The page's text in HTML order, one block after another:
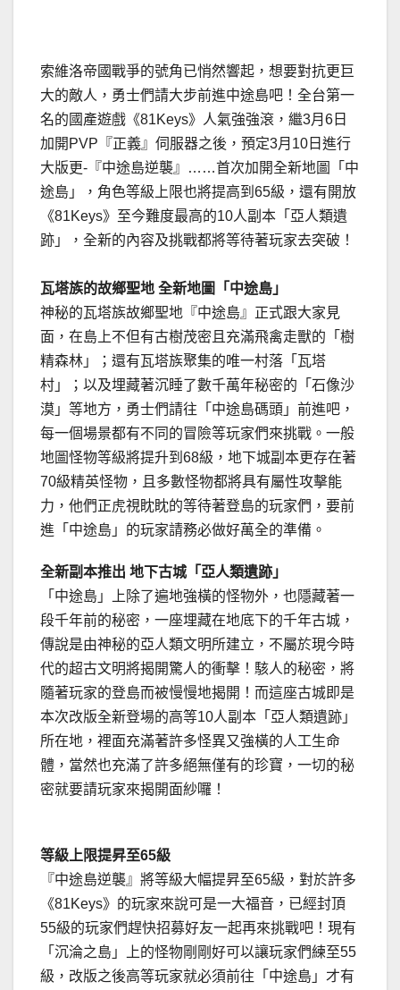
索維洛帝國戰爭的號角已悄然響起，想要對抗更巨
大的敵人，勇士們請大步前進中途島吧！全台第一
名的國產遊戲《81Keys》人氣強強滾，繼3月6日
加開PVP『正義』伺服器之後，預定3月10日進行
大版更-『中途島逆襲』……首次加開全新地圖「中
途島」，角色等級上限也將提高到65級，還有開放
《81Keys》至今難度最高的10人副本「亞人類遺
跡」，全新的內容及挑戰都將等待著玩家去突破！
瓦塔族的故鄉聖地 全新地圖「中途島」
神秘的瓦塔族故鄉聖地『中途島』正式跟大家見
面，在島上不但有古樹茂密且充滿飛禽走獸的「樹
精森林」；還有瓦塔族聚集的唯一村落「瓦塔
村」；以及埋藏著沉睡了數千萬年秘密的「石像沙
漠」等地方，勇士們請往「中途島碼頭」前進吧，
每一個場景都有不同的冒險等玩家們來挑戰。一般
地圖怪物等級將提升到68級，地下城副本更存在著
70級精英怪物，且多數怪物都將具有屬性攻擊能
力，他們正虎視眈眈的等待著登島的玩家們，要前
進「中途島」的玩家請務必做好萬全的準備。
全新副本推出 地下古城「亞人類遺跡」
「中途島」上除了遍地強橫的怪物外，也隱藏著一
段千年前的秘密，一座埋藏在地底下的千年古城，
傳說是由神秘的亞人類文明所建立，不屬於現今時
代的超古文明將揭開驚人的衝擊！駭人的秘密，將
隨著玩家的登島而被慢慢地揭開！而這座古城即是
本次改版全新登場的高等10人副本「亞人類遺跡」
所在地，裡面充滿著許多怪異又強橫的人工生命
體，當然也充滿了許多絕無僅有的珍寶，一切的秘
密就要請玩家來揭開面紗囉！
等級上限提昇至65級
『中途島逆襲』將等級大幅提昇至65級，對於許多
《81Keys》的玩家來說可是一大福音，已經封頂
55級的玩家們趕快招募好友一起再來挑戰吧！現有
「沉淪之島」上的怪物剛剛好可以讓玩家們練至55
級，改版之後高等玩家就必須前往「中途島」才有